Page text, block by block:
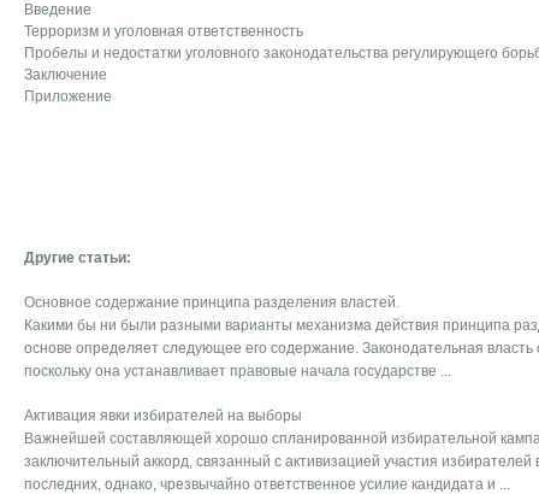
Введение
Терроризм и уголовная ответственность
Пробелы и недостатки уголовного законодательства регулирующего
Заключение
Приложение
Другие статьи:
Основное содержание принципа разделения властей.
Какими бы ни были разными варианты механизма действия принципа
основе определяет следующее его содержание. Законодательная власть
поскольку она устанавливает правовые начала государстве ...
Активация явки избирателей на выборы
Важнейшей составляющей хорошо спланированной избирательной
заключительный аккорд, связанный с активизацией участия избирателей
последних, однако, чрезвычайно ответственное усилие кандидата и ...